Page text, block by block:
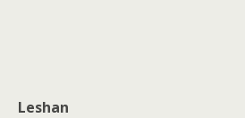
Leshan